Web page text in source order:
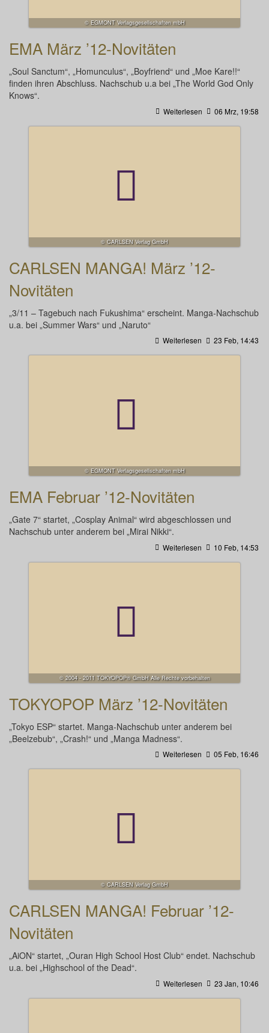
© EGMONT Verlagsgesellschaften mbH
EMA März ’12-Novitäten
„Soul Sanctum“, „Homunculus“, „Boyfriend“ und „Moe Kare!!“
finden ihren Abschluss. Nachschub u.a bei „The World God Only
Knows“.
Weiterlesen 06 Mrz, 19:58
© CARLSEN Verlag GmbH
CARLSEN MANGA! März ’12-
Novitäten
„3/11 – Tagebuch nach Fukushima“ erscheint. Manga-Nachschub
u.a. bei „Summer Wars“ und „Naruto“
Weiterlesen 23 Feb, 14:43
© EGMONT Verlagsgesellschaften mbH
EMA Februar ’12-Novitäten
„Gate 7“ startet, „Cosplay Animal“ wird abgeschlossen und
Nachschub unter anderem bei „Mirai Nikki“.
Weiterlesen 10 Feb, 14:53
© 2004 - 2011 TOKYOPOP® GmbH Alle Rechte vorbehalten
TOKYOPOP März ’12-Novitäten
„Tokyo ESP“ startet. Manga-Nachschub unter anderem bei
„Beelzebub“, „Crash!“ und „Manga Madness“.
Weiterlesen 05 Feb, 16:46
© CARLSEN Verlag GmbH
CARLSEN MANGA! Februar ’12-
Novitäten
„AiON“ startet, „Ouran High School Host Club“ endet. Nachschub
u.a. bei „Highschool of the Dead“.
Weiterlesen 23 Jan, 10:46